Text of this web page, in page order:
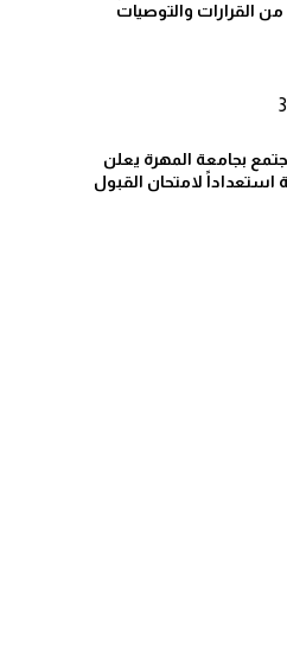
بجامعة المهرة يعلن
استعداداً لامتحان القبول